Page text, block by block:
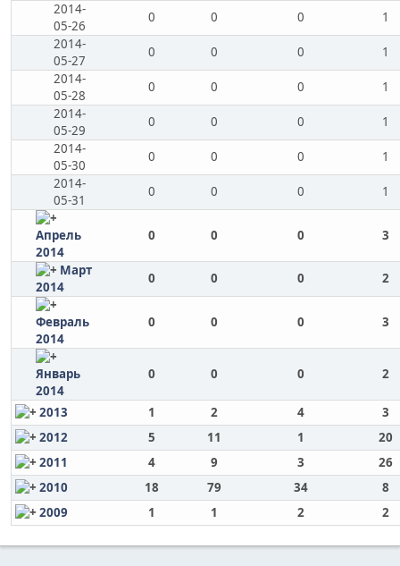
2014-
05-26
0 0 0
1
2014-
05-27
0 0 0
1
2014-
05-28
0 0 0
1
2014-
05-29
0 0 0
1
2014-
05-30
0 0 0
1
2014-
05-31
0 0 0 1
Апрель
2014
0 0 0 3
Март
2014
0 0 0 2
Февраль
2014
0 0 0 3
Январь
2014
0 0 0 2
2013 1 2 4
3
2012
5 11 1
20
2011
4 9 3
26
2010
18 79 34
8
2009
1 1 2 2